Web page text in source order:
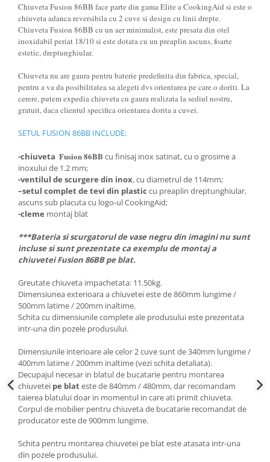
Chiuveta Fusion 86BB face parte din gama Elite a CookingAid si este o
chiuveta adanca reversibila cu 2 cuve si design cu linii drepte.
Chiuveta Fusion 86BB cu un aer minimalist, este presata din otel
inoxidabil periat 18/10 si este dotata cu un preaplin ascuns, foarte
estetic, dreptunghiular.
Chiuveta nu are gaura pentru baterie predefinita din fabrica, special,
pentru a va da posibilitatea sa alegeti dvs orientarea pe care o doriti. La
cerere, putem expedia chiuveta cu gaura realizata la sediul nostru,
gratuit, daca clientul specifica orientarea dorita a cuvei.
SETUL FUSION 86BB INCLUDE:
-chiuveta Fusion 86BB cu finisaj inox satinat, cu o grosime a
inoxului de 1.2 mm;
-ventilul de scurgere din inox, cu diametrul de 114mm;
–setul complet de tevi din plastic cu preaplin dreptunghiular,
ascuns sub placuta cu logo-ul CookingAid;
-cleme montaj blat
***Bateria si scurgatorul de vase negru din imagini nu sunt
incluse si sunt prezentate ca exemplu de montaj a
chiuvetei Fusion 86BB pe blat.
Greutate chiuveta impachetata: 11.50kg.
Dimensiunea exterioara a chiuvetei este de 860mm lungime /
500mm latime / 200mm inaltime.
Schita cu dimensiunile complete ale produsului este prezentata
intr-una din pozele produsului.
Dimensiunile interioare ale celor 2 cuve sunt de 340mm lungime /
400mm latime / 200mm inaltime (vezi schita detaliata).
Decupajul necesar in blatul de bucatarie pentru montarea
chiuvetei pe blateste de 840mm / 480mm, dar recomandam
taierea blatului doar in momentul in care ati primit chiuveta.
Corpul de mobilier pentru chiuveta de bucatarie recomandat de
producator este de 900mm lungime.
Schita pentru montarea chiuvetei pe blat este atasata intr-una
din pozele produsului.